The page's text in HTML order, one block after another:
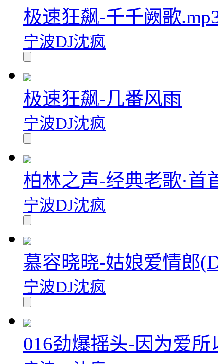
极速狂飙-千千阙歌
宁波DJ沈疯
极速狂飙-几番风雨
宁波DJ沈疯
柏林之声-经典老歌·首
宁波DJ沈疯
慕容晓晓-姑娘爱情郎
宁波DJ沈疯
016劲爆摇头-因为爱所